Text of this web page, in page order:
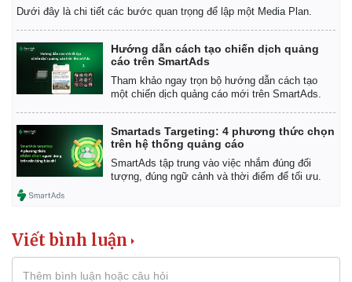
Dưới đây là chi tiết các bước quan trọng để lập một Media Plan.
Hướng dẫn cách tạo chiến dịch quảng
cáo trên SmartAds
Tham khảo ngay trọn bộ hướng dẫn cách tạo
một chiến dịch quảng cáo mới trên SmartAds.
Smartads Targeting: 4 phương thức chọn
trên hệ thống quảng cáo
SmartAds tập trung vào việc nhắm đúng đối
tượng, đúng ngữ cảnh và thời điểm để tối ưu.
Viết bình luận